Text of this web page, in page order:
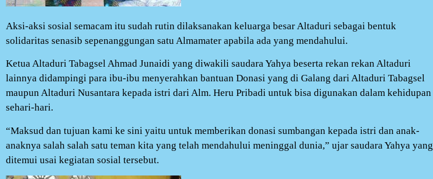
Aksi-aksi sosial semacam itu sudah rutin dilaksanakan keluarga besar Altaduri sebagai bentuk
solidaritas senasib sepenanggungan satu Almamater apabila ada yang mendahului.
Ketua Altaduri Tabagsel Ahmad Junaidi yang diwakili saudara Yahya beserta rekan rekan Altaduri
lainnya didampingi para ibu-ibu menyerahkan bantuan Donasi yang di Galang dari Altaduri Tabagsel
maupun Altaduri Nusantara kepada istri dari Alm. Heru Pribadi untuk bisa digunakan dalam kehidupan
sehari-hari.
“Maksud dan tujuan kami ke sini yaitu untuk memberikan donasi sumbangan kepada istri dan anak-
anaknya salah salah satu teman kita yang telah mendahului meninggal dunia,” ujar saudara Yahya yang
ditemui usai kegiatan sosial tersebut.